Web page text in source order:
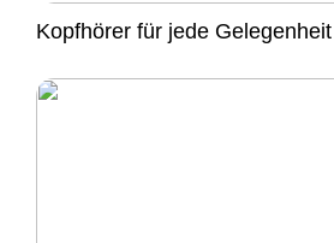
Kopfhörer für jede Gelegenheit